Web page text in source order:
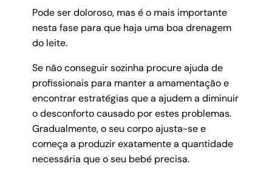
Pode ser doloroso, mas é o mais importante
nesta fase para que haja uma boa drenagem
do leite.
Se não conseguir sozinha procure ajuda de
profissionais para manter a amamentação e
encontrar estratégias que a ajudem a diminuir
o desconforto causado por estes problemas.
Gradualmente, o seu corpo ajusta-se e
começa a produzir exatamente a quantidade
necessária que o seu bebé precisa.